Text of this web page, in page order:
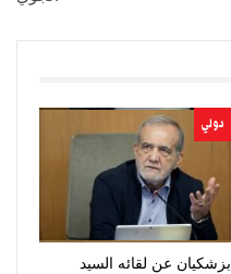
دولي
بزشكيان عن لقائه السيد